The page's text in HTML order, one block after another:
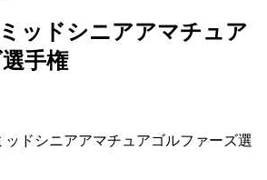
ッドシニアアマチュア
手権
ッドシニアアマチュアゴルファーズ選